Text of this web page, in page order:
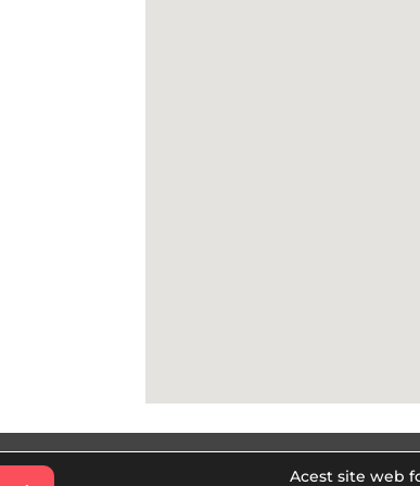
Politica de confidentialitate
Acest site web